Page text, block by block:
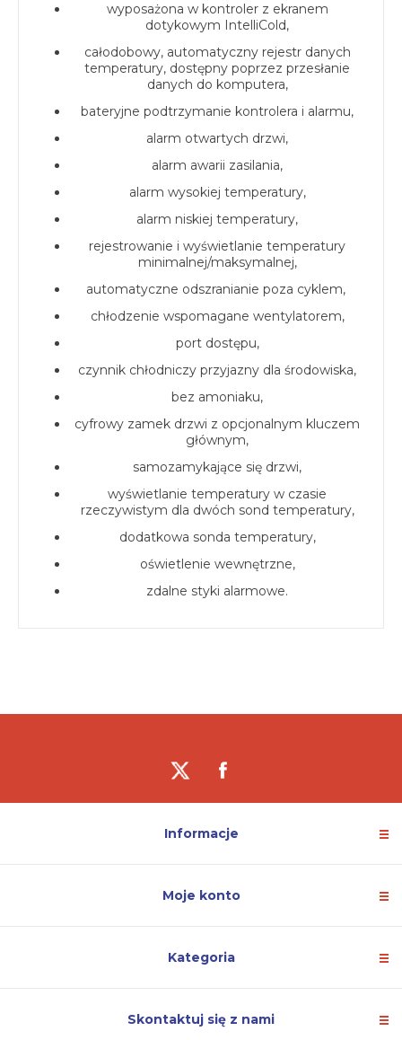
wyposażona w kontroler z ekranem
dotykowym IntelliCold,
całodobowy, automatyczny rejestr danych
temperatury, dostępny poprzez przesłanie
danych do komputera,
bateryjne podtrzymanie kontrolera i alarmu,
alarm otwartych drzwi,
alarm awarii zasilania,
alarm wysokiej temperatury,
alarm niskiej temperatury,
rejestrowanie i wyświetlanie temperatury
minimalnej/maksymalnej,
automatyczne odszranianie poza cyklem,
chłodzenie wspomagane wentylatorem,
port dostępu,
czynnik chłodniczy przyjazny dla środowiska,
bez amoniaku,
cyfrowy zamek drzwi z opcjonalnym kluczem
głównym,
samozamykające się drzwi,
wyświetlanie temperatury w czasie
rzeczywistym dla dwóch sond temperatury,
dodatkowa sonda temperatury,
oświetlenie wewnętrzne,
zdalne styki alarmowe.
Informacje
Moje konto
Kategoria
Skontaktuj się z nami